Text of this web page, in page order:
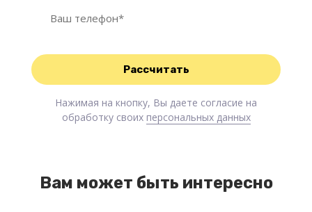
Нажимая на кнопку, Вы даете согласие на
обработку своих персональных данных
Вам может быть интересно